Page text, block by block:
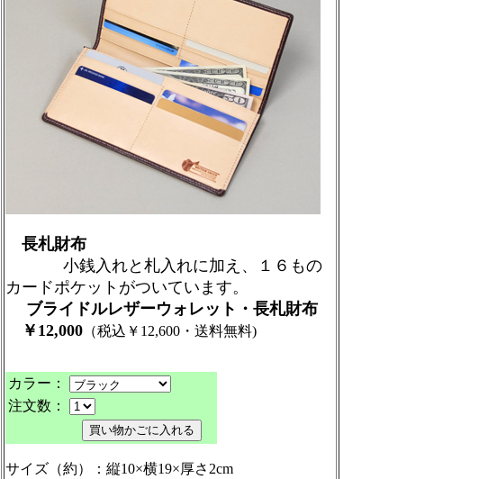
長札財布
小銭入れと札入れに加え、１６もの
カードポケットがついています。
ブライドルレザーウォレット・長札財布
￥12,000 （税込￥12,600・送料無料)
カラー：
注文数：
サイズ（約）：縦10×横19×厚さ2cm